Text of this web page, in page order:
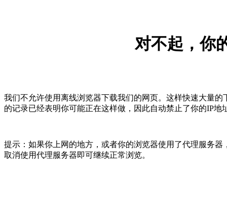
对不起，你
我们不允许使用离线浏览器下载我们的网页。这样快速大量
的记录已经表明你可能正在这样做，因此自动禁止了你的IP
提示：如果你上网的地方，或者你的浏览器使用了代理服务
取消使用代理服务器即可继续正常浏览。